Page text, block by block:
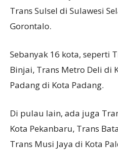
Trans Sulsel di Sulawesi
Gorontalo.
Sebanyak 16 kota, seperti
Binjai, Trans Metro Deli di
Padang di Kota Padang.
Di pulau lain, ada juga
Kota Pekanbaru, Trans
Trans Musi Jaya di Kota